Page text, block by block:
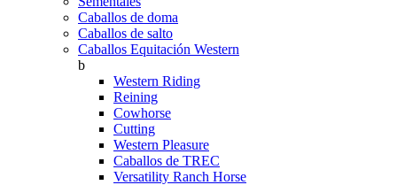
Caballos de doma
Caballos de salto
Caballos Equitación Western
b
Western Riding
Reining
Cowhorse
Cutting
Western Pleasure
Caballos de TREC
Versatility Ranch Horse